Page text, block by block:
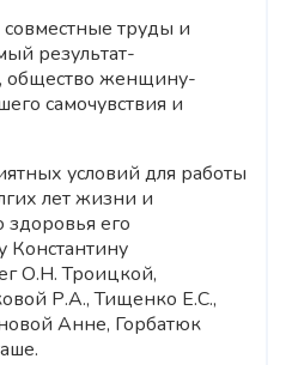
труды и
результат-
общество женщину-
самочувствия и
условий для работы
лет жизни и
здоровья его
Константину
О.Н. Троицкой,
Р.А., Тищенко Е.С.,
Анне, Горбатюк